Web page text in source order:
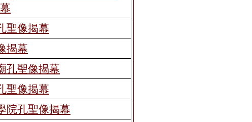
聖像揭幕
揭幕
孔聖像揭幕
聖像揭幕
院孔聖像揭幕